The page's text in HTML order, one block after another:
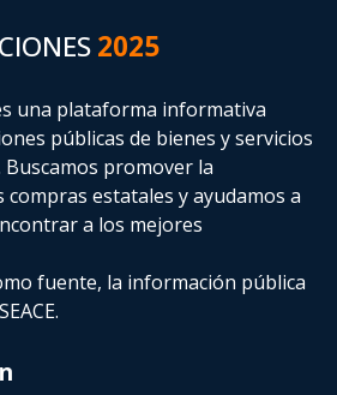
2025
una plataforma informativa
públicas de bienes y servicios
promover la
compras estatalesy ayudamos a
a los mejores
fuente, la información pública